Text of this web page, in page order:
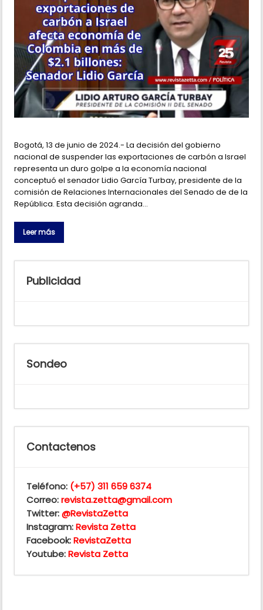
Bogotá, 13 de junio de 2024.- La decisión del gobierno
nacional de suspender las exportaciones de carbón a Israel
representa un duro golpe a la economía nacional
conceptuó el senador Lidio García Turbay, presidente de la
comisión de Relaciones Internacionales del Senado de de la
República. Esta decisión agranda…
Leer más
Publicidad
Sondeo
Contactenos
Teléfono: (+57) 311 659 6374
Correo:revista.zetta@gmail.com
Twitter:@RevistaZetta
Instagram:Revista Zetta
Facebook:RevistaZetta
Youtube:Revista Zetta